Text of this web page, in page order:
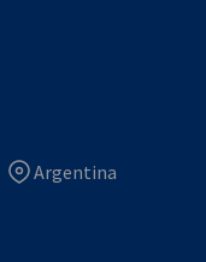
Argentina